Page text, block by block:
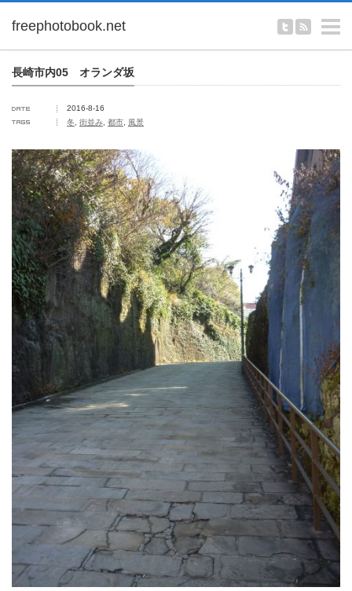
長崎市内05 オランダ坂
2016-8-16
冬 街並み 都市 風景